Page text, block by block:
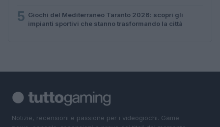
5 Giochi del Mediterraneo Taranto 2026: scopri gli
impianti sportivi che stanno trasformando la città
Notizie, recensioni e passione per i videogiochi. Game